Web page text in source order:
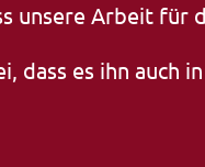
unsere Arbeit für
dass es ihn auch